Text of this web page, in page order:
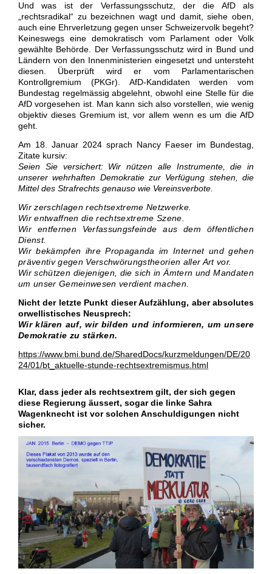
Und was ist der Verfassungsschutz, der die AfD als
„rechtsradikal“ zu bezeichnen wagt und damit, siehe oben,
auch eine Ehrverletzung gegen unser Schweizervolk begeht?
Keineswegs eine demokratisch vom Parlament oder Volk
gewählte Behörde. Der Verfassungsschutz wird in Bund und
Ländern von den Innenministerien eingesetzt und untersteht
diesen. Überprüft wird er vom Parlamentarischen
Kontrollgremium (PKGr). AfD-Kandidaten werden vom
Bundestag regelmässig abgelehnt, obwohl eine Stelle für die
AfD vorgesehen ist. Man kann sich also vorstellen, wie wenig
objektiv dieses Gremium ist, vor allem wenn es um die AfD
geht.
Am 18. Januar 2024 sprach Nancy Faeser im Bundestag,
Zitate kursiv:
Seien Sie versichert: Wir nützen alle Instrumente, die in
unserer wehrhaften Demokratie zur Verfügung stehen, die
Mittel des Strafrechts genauso wie Vereinsverbote.
Wir zerschlagen rechtsextreme Netzwerke.
Wir entwaffnen die rechtsextreme Szene.
Wir entfernen Verfassungsfeinde aus dem öffentlichen
Dienst.
Wir bekämpfen ihre Propaganda im Internet und gehen
präventiv gegen Verschwörungstheorien aller Art vor.
Wir schützen diejenigen, die sich in Ämtern und Mandaten
um unser Gemeinwesen verdient machen.
Nicht der letzte Punkt dieser Aufzählung, aber absolutes
orwellistisches Neusprech:
Wir klären auf, wir bilden und informieren, um unsere
Demokratie zu stärken.
https://www.bmi.bund.de/SharedDocs/kurzmeldungen/DE/20
24/01/bt_aktuelle-stunde-rechtsextremismus.html
Klar, dass jeder als rechtsextrem gilt, der sich gegen
diese Regierung äussert, sogar die linke Sahra
Wagenknecht ist vor solchen Anschuldigungen nicht
sicher.